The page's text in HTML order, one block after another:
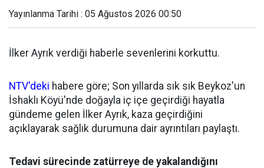
Yayınlanma Tarihi : 05 Ağustos 2026 00:50
İlker Ayrık verdiği haberle sevenlerini korkuttu.
NTV'deki habere göre; Son yıllarda sık sık Beykoz'un
İshaklı Köyü'nde doğayla iç içe geçirdiği hayatla
gündeme gelen İlker Ayrık, kaza geçirdiğini
açıklayarak sağlık durumuna dair ayrıntıları paylaştı.
Tedavi sürecinde zatürreye de yakalandığını